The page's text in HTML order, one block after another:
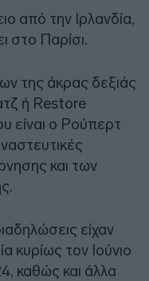
από την Ιρλανδία,
στο Παρίσι.
της άκρας δεξιάς
ή Restore
είναι ο Ρούπερτ
και των
είχαν
κυρίως τον Ιούνιο
καθώς και άλλα